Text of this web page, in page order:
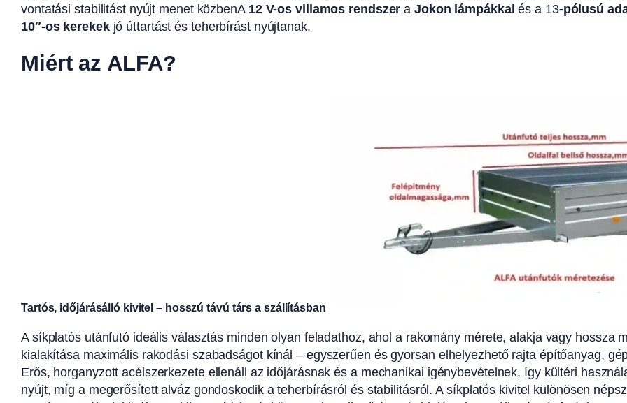
vontatási stabilitást nyújt menet közbenA 12 V-os villamos rendszer aJokon lámpákkal és a 13-pólusú
10″-os kerekekjó úttartást és teherbírást nyújtanak.
Miért az ALFA?
Tartós, időjárásálló kivitel – hosszú távú társ a szállításban
A síkplatós utánfutó ideális választás minden olyan feladathoz, ahol a rakomány mérete, alakja vagy hossza
kialakítása maximális rakodási szabadságot kínál – egyszerűen és gyorsan elhelyezhető rajta építőanyag,
Erős, horganyzott acélszerkezete ellenáll az időjárásnak és a mechanikai igénybevételnek, így kültéri
nyújt, míg a megerősített alváz gondoskodik a teherbírásról és stabilitásról. A síkplatós kivitel különösen